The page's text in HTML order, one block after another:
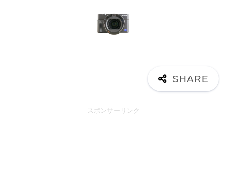
スポンサーリンク